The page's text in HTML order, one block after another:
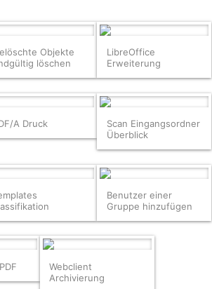
Objekte
löschen
LibreOffice
Erweiterung
A Druck
Scan Eingangsordner
Überblick
Benutzer einer
Gruppe hinzufügen
Webclient
Archivierung